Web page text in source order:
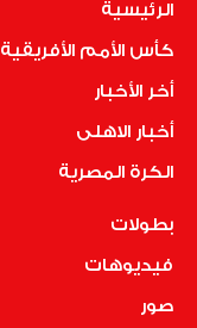
الرئيسية
كأس الأمم الأفريقية
أخر الأخبار
أخبار الاهلى
الكرة المصرية
بطولات
فيديوهات
صور